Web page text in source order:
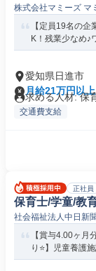
株式会社マミーズ マ
【定員19名の
K！残業少なめ♪
愛知県日進市
月給21万円以上
求める人材: 保
交通費支給
正社員
保育士/学童/教
社会福祉法人中日新
【賞与4.00ヶ月
り⭐】児童養護